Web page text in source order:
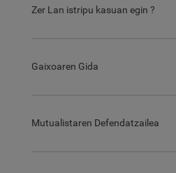
Zer Lan istripu kasuan egin ?
Gaixoaren Gida
Mutualistaren Defendatzailea